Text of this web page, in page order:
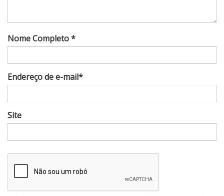
Nome Completo *
Endereço de e-mail*
Site